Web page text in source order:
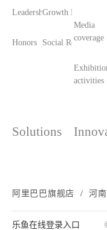
Leadership careGrowth History
Honors Social
Media
coverage
activities
阿里巴巴旗舰店 河
Solutions
乐鱼在线登录入口